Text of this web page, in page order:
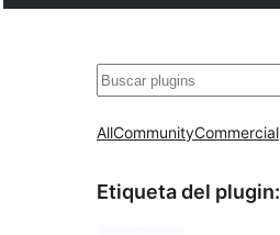
Buscar
AllCommunityCommercial
Etiqueta del plugin: